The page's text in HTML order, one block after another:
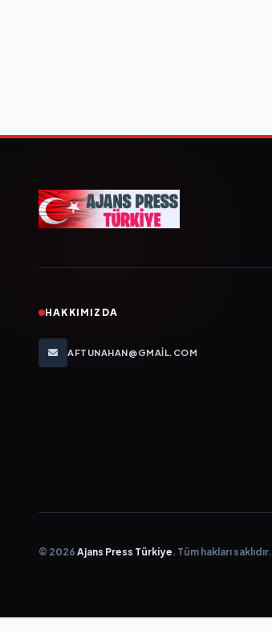
HAKKIMIZDA
AFTUNAHAN@GMAIL.COM
© 2026 Ajans Press Türkiye. Tüm hakları saklıdır.